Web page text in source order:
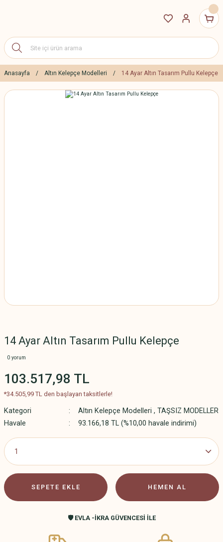
Anasayfa Altın Kelepçe Modelleri 14 Ayar Altın Tasarım Pullu Kelepçe
14 Ayar Altın Tasarım Pullu Kelepçe
0 yorum
103.517,98 TL
*34.505,99 TL den başlayan taksitlerle!
Kategori Altın Kelepçe Modelleri , TAŞSIZ MODELLER
Havale
93.166,18 TL (%10,00 havale indirimi)
SEPETE EKLE HEMEN AL
🛡️ EVLA -İKRA GÜVENCESİ İLE